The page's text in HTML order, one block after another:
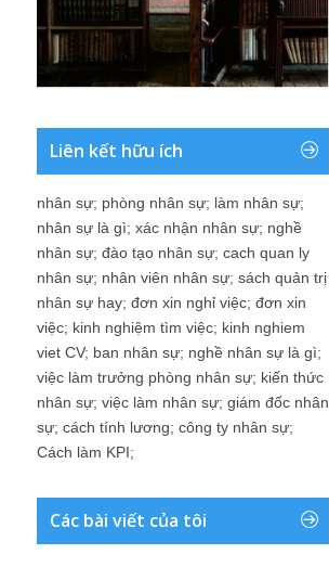
Liên kết hữu ích
nhân sự; phòng nhân sự; làm nhân sự;
nhân sự là gì; xác nhận nhân sự; nghề
nhân sự; đào tạo nhân sự; cach quan ly
nhân sự; nhân viên nhân sự; sách quản trị
nhân sự hay; đơn xin nghỉ việc; đơn xin
việc; kinh nghiệm tìm việc; kinh nghiem
viet CV; ban nhân sự; nghề nhân sự là gì;
việc làm trưởng phòng nhân sự; kiến thức
nhân sự; việc làm nhân sự; giám đốc nhân
sự; cách tính lương; công ty nhân sự;
Cách làm KPI;
Các bài viết của tôi